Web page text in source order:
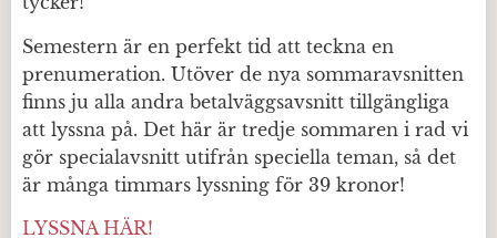
Semestern är en perfekt tid att teckna en
prenumeration. Utöver de nya sommaravsnitten
finns ju alla andra betalväggsavsnitt tillgängliga
att lyssna på. Det här är tredje sommaren i rad vi
gör specialavsnitt utifrån speciella teman, så det
är många timmars lyssning för 39 kronor!
LYSSNA HÄR!